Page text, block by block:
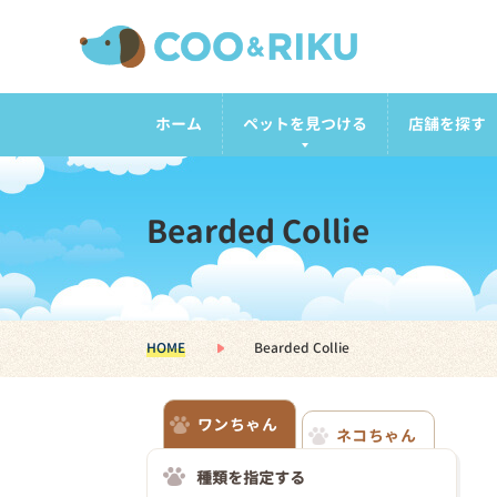
ホーム ペットを見つける 店舗を探す
Bearded Collie
HOME Bearded Collie
ワンちゃん
ネコちゃん
種類を指定する